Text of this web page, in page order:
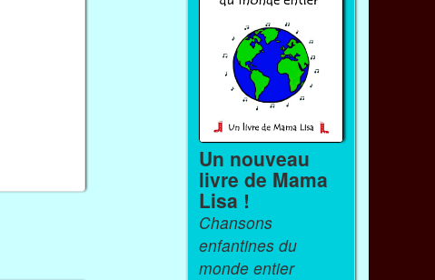
Un nouveau
livre de Mama
Lisa !
Chansons
enfantines du
monde entier